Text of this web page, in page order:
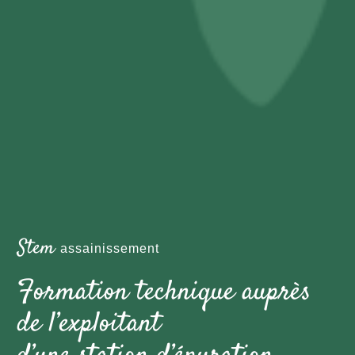
Stemassainissement
Formation technique auprès
de l’exploitant